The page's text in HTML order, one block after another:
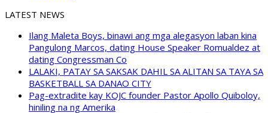
LATEST NEWS
Ilang Maleta Boys, binawi ang mga alegasyon laban kina
Pangulong Marcos, dating House Speaker Romualdez at
dating Congressman Co
LALAKI, PATAY SA SAKSAK DAHIL SA ALITAN SA TAYA SA
BASKETBALL SA DANAO CITY
Pag-extradite kay KOJC founder Pastor Apollo Quiboloy,
hiniling na ng Amerika